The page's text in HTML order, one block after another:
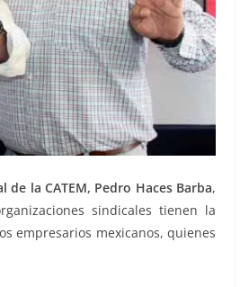
de la CATEM, Pedro Haces Barba,
sindicales tienen la
empresarios mexicanos, quienes